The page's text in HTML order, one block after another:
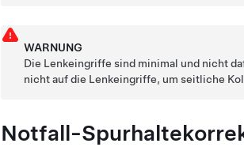
WARNUNG
Die Lenkeingriffe sind minimal und nicht
nicht auf die Lenkeingriffe, um seitliche
Notfall-